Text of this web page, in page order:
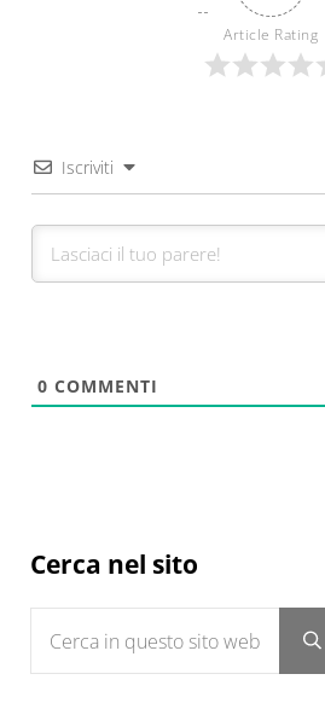
Article Rating
Iscriviti
0 COMMENTI
Sidebar
Cerca nel sito